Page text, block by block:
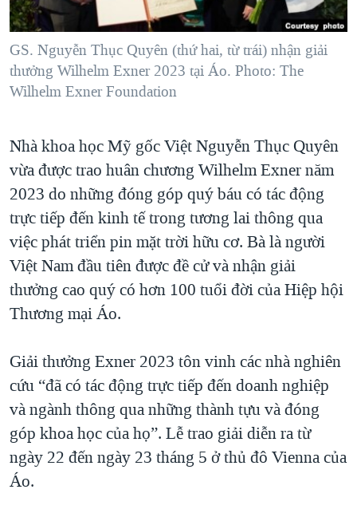
SỨC KHOẺ
VĂN HOÁ
THỂ THAO
NGÀY TỊ NẠN THẾ GIỚI
GROUND ZERO – XƯA VÀ NAY
CHI PHÍ CHIẾN TRANH AFGHANISTAN
THƯỢNG ĐỈNH TRUMP-KIM TẠI VIỆT NAM
TRỊNH VĨNH BÌNH VS. CHÍNH PHỦ VIỆT NAM
NGƯ DÂN VIỆT VÀ LÀN SÓNG TRỘM HẢI SÂM
BÊN KIA QUỐC LỘ: TIẾNG VỌNG TỪ NÔNG THÔN MỸ
QUAN HỆ VIỆT MỸ
Ngôn ngữ khác
GS. Nguyễn Thục Quyên (thứ hai, từ trái) nhận giải
thưởng Wilhelm Exner 2023 tại Áo. Photo: The
Wilhelm Exner Foundation
Nhà khoa học Mỹ gốc Việt Nguyễn Thục Quyên
vừa được trao huân chương Wilhelm Exner năm
2023 do những đóng góp quý báu có tác động
trực tiếp đến kinh tế trong tương lai thông qua
việc phát triển pin mặt trời hữu cơ. Bà là người
Việt Nam đầu tiên được đề cử và nhận giải
thưởng cao quý có hơn 100 tuổi đời của Hiệp hội
Thương mại Áo.
Giải thưởng Exner 2023 tôn vinh các nhà nghiên
cứu “đã có tác động trực tiếp đến doanh nghiệp
và ngành thông qua những thành tựu và đóng
góp khoa học của họ”. Lễ trao giải diễn ra từ
ngày 22 đến ngày 23 tháng 5 ở thủ đô Vienna của
Áo.